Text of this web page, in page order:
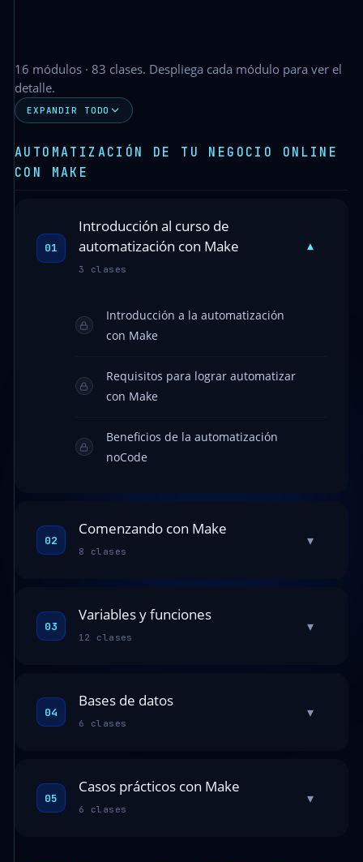
16 módulos · 83 clases. Despliega cada módulo para ver el
detalle.
EXPANDIR TODO
AUTOMATIZACIÓN DE TU NEGOCIO ONLINE
CON MAKE
01
Introducción al curso de
automatización con Make
3 clases
▾
Introducción a la automatización
con Make
Requisitos para lograr automatizar
con Make
Beneficios de la automatización
noCode
02
Comenzando con Make
8 clases
▾
03
Variables y funciones
12 clases
▾
04
Bases de datos
6 clases
▾
05
Casos prácticos con Make
6 clases
▾